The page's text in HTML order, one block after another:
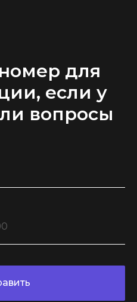
для
если у
вопросы